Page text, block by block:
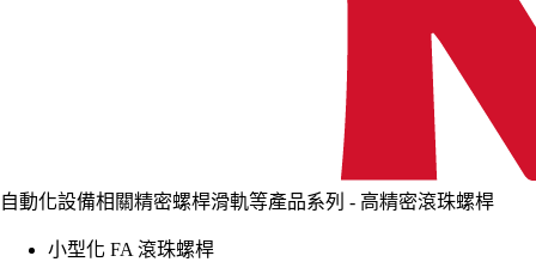
自動化設備相關精密螺桿滑軌等產品系列 - 高精密滾珠螺桿
小型化 FA 滾珠螺桿